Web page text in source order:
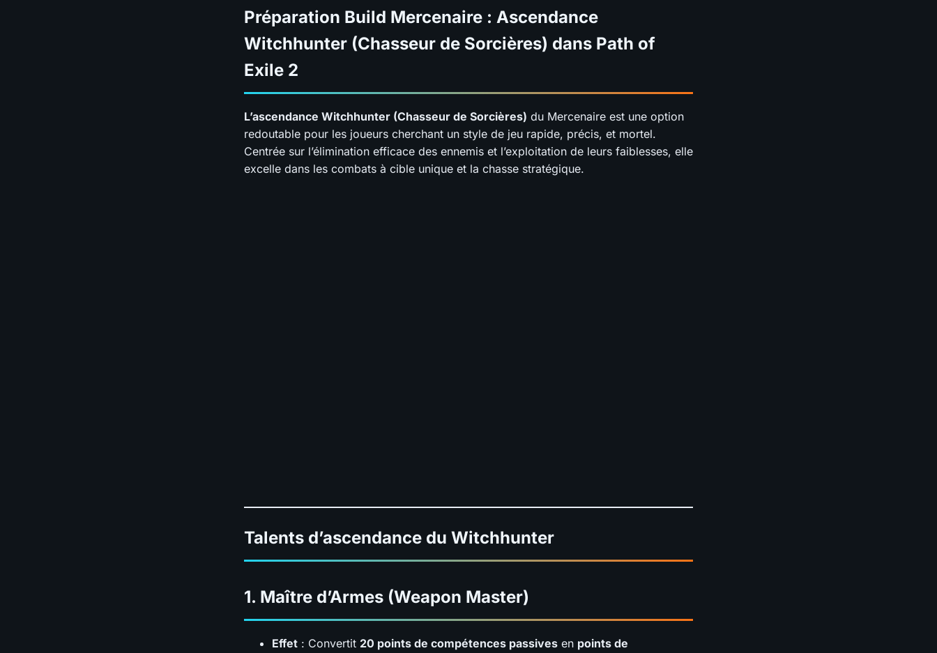
Préparation Build Mercenaire : Ascendance
Witchhunter (Chasseur de Sorcières) dans Path of
Exile 2
L’ascendance Witchhunter (Chasseur de Sorcières) du Mercenaire est une option
redoutable pour les joueurs cherchant un style de jeu rapide, précis, et mortel.
Centrée sur l’élimination efficace des ennemis et l’exploitation de leurs faiblesses, elle
excelle dans les combats à cible unique et la chasse stratégique.
Talents d’ascendance du Witchhunter
1. Maître d’Armes (Weapon Master)
Effet : Convertit 20 points de compétences passives en points de